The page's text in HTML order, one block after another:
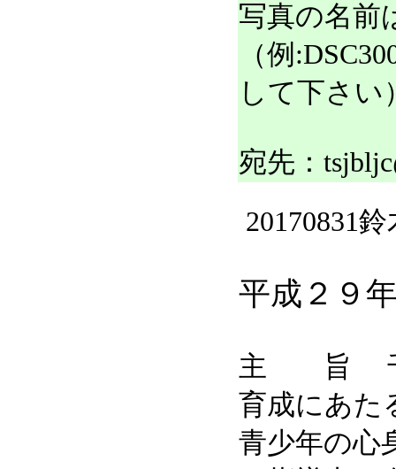
写真の名前
（例
して下さい
宛先：
20170831鈴
平成２９
主 旨 千葉
育成にあた
青少年の心